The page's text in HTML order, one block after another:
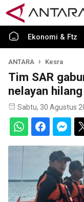
Ekonomi & Ftz
ANTARA Kesra
Tim SAR
nelayan
Sabtu, 30 Agustus